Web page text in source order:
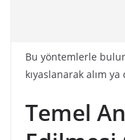
Bu yöntemlerle
kıyaslanarak alım
Temel